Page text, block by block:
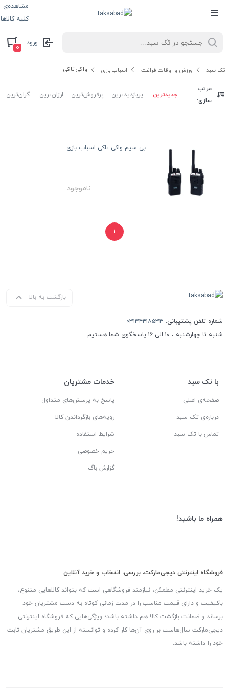
مشاهده‌ی
کلیه کالاها
ورود
۰
تک سبد ورزش و اوقات فراغت اسباب بازی واکی تاکی
مرتب
سازی:
جدیدترین پربازدیدترین پرفروش‌ترین ارزان‌ترین گران‌ترین
بی سیم واکی تاکی اسباب بازی
ناموجود
۱
بازگشت به بالا
شماره تلفن پشتیبانی: ۰۳۱۳۴۴۱۸۵۳۳
شنبه تا چهارشنبه ، ۱۰ الی ۱۶ پاسخگوی شما هستیم
با تک سبد
صفحه‌ی اصلی
درباره‌ی تک سبد
تماس با تک سبد
خدمات مشتریان
پاسخ به پرسش‌های متداول
رویه‌های بازگرداندن کالا
شرایط استفاده
حریم خصوصی
گزارش باگ
همراه ما باشید!
فروشگاه اینترنتی دیجی‌مارکت، بررسی، انتخاب و خرید آنلاین
یک خرید اینترنتی مطمئن، نیازمند فروشگاهی است که بتواند کالاهایی متنوع،
باکیفیت و دارای قیمت مناسب را در مدت زمانی کوتاه به دست مشتریان خود
برساند و ضمانت بازگشت کالا هم داشته باشد؛ ویژگی‌هایی که فروشگاه اینترنتی
دیجی‌مارکت سال‌هاست بر روی آن‌ها کار کرده و توانسته از این طریق مشتریان ثابت
خود را داشته باشد.